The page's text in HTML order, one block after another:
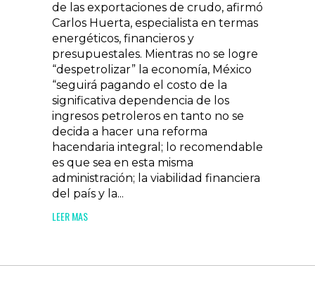
de las exportaciones de crudo, afirmó
Carlos Huerta, especialista en termas
energéticos, financieros y
presupuestales. Mientras no se logre
“despetrolizar” la economía, México
“seguirá pagando el costo de la
significativa dependencia de los
ingresos petroleros en tanto no se
decida a hacer una reforma
hacendaria integral; lo recomendable
es que sea en esta misma
administración; la viabilidad financiera
del país y la...
LEER MAS